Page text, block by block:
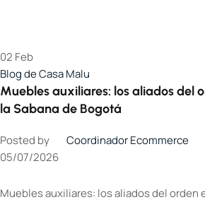
02 Feb
Blog de Casa Malu
Muebles auxiliares: los aliados del
la Sabana de Bogotá
Posted by
Coordinador Ecommerce
05/07/2026
Muebles auxiliares: los aliados del orden